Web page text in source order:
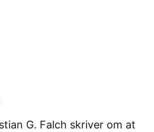
G. Falch skriver om at